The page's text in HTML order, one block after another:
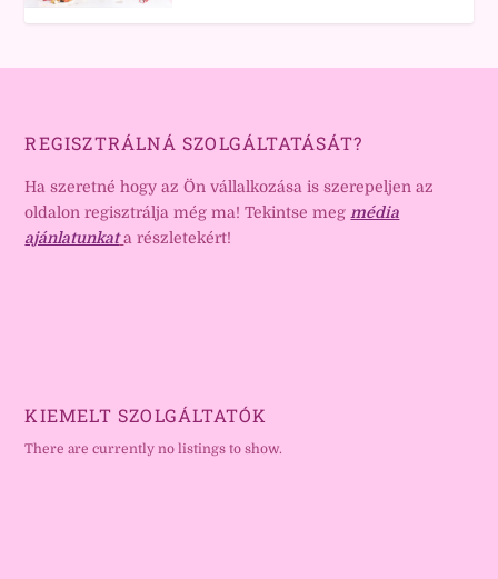
REGISZTRÁLNÁ SZOLGÁLTATÁSÁT?
Ha szeretné hogy az Ön vállalkozása is szerepeljen az
oldalon regisztrálja még ma! Tekintse meg média
ajánlatunkat a részletekért!
KIEMELT SZOLGÁLTATÓK
There are currently no listings to show.